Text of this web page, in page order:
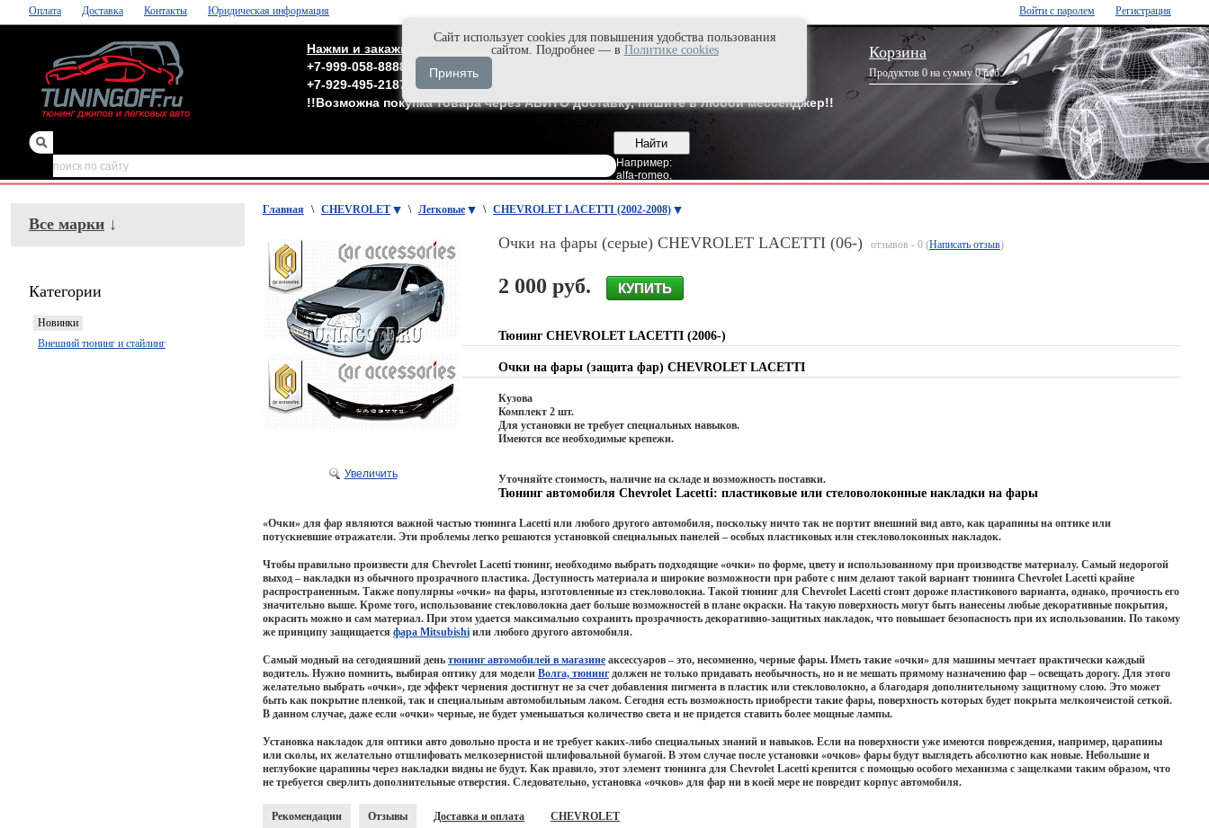
Войти с паролем Регистрация
Оплата Доставка Контакты Юридическая информация
Корзина
Продуктов 0 на сумму 0 руб.
Нажми и закажи быстро в Max'е
+7-999-058-8888
Владивосток
+7-929-495-2187
Москва
!!Возможна покупка товара через АВИТО доставку, пишите в любой мессенджер!!
Например:
alfa-romeo,
зеркала,обвесы
Все марки ↓
Категории
Новинки
Внешний тюнинг и стайлинг
Главная \ CHEVROLET \ Легковые \ CHEVROLET LACETTI (2002-2008)
Увеличить
Очки на фары (серые) CHEVROLET LACETTI (06-) отзывов - 0 (Написать отзыв)
2 000 руб.
Тюнинг CHEVROLET LACETTI (2006-)
Очки на фары (защита фар) CHEVROLET LACETTI
Кузова
Комплект 2 шт.
Для установки не требует специальных навыков.
Имеются все необходимые крепежи.
Уточняйте стоимость, наличие на складе и возможность поставки.
Тюнинг автомобиля Chevrolet Lacetti: пластиковые или стеловолоконные накладки на фары
«Очки» для фар являются важной частью тюнинга Lacetti или любого другого автомобиля, поскольку ничто так не портит внешний вид авто, как царапины на оптике или
потускневшие отражатели. Эти проблемы легко решаются установкой специальных панелей – особых пластиковых или стекловолоконных накладок.
Чтобы правильно произвести для Chevrolet Lacetti тюнинг, необходимо выбрать подходящие «очки» по форме, цвету и использованному при производстве материалу. Самый недорогой
выход – накладки из обычного прозрачного пластика. Доступность материала и широкие возможности при работе с ним делают такой вариант тюнинга Chevrolet Lacetti крайне
распространенным. Также популярны «очки» на фары, изготовленные из стекловолокна. Такой тюнинг для Chevrolet Lacetti стоит дороже пластикового варианта, однако, прочность его
значительно выше. Кроме того, использование стекловолокна дает больше возможностей в плане окраски. На такую поверхность могут быть нанесены любые декоративные покрытия,
окрасить можно и сам материал. При этом удается максимально сохранить прозрачность декоративно-защитных накладок, что повышает безопасность при их использовании. По такому
же принципу защищается фара Mitsubishi или любого другого автомобиля.
Самый модный на сегодняшний день тюнинг автомобилей в магазине аксессуаров – это, несомненно, черные фары. Иметь такие «очки» для машины мечтает практически каждый
водитель. Нужно помнить, выбирая оптику для модели Волга, тюнингдолжен не только придавать необычность, но и не мешать прямому назначению фар – освещать дорогу. Для этого
желательно выбрать «очки», где эффект чернения достигнут не за счет добавления пигмента в пластик или стекловолокно, а благодаря дополнительному защитному слою. Это может
быть как покрытие пленкой, так и специальным автомобильным лаком. Сегодня есть возможность приобрести такие фары, поверхность которых будет покрыта мелкоячеистой сеткой.
В данном случае, даже если «очки» черные, не будет уменьшаться количество света и не придется ставить более мощные лампы.
Установка накладок для оптики авто довольно проста и не требует каких-либо специальных знаний и навыков. Если на поверхности уже имеются повреждения, например, царапины
или сколы, их желательно отшлифовать мелкозернистой шлифовальной бумагой. В этом случае после установки «очков» фары будут выглядеть абсолютно как новые. Небольшие и
неглубокие царапины через накладки видны не будут. Как правило, этот элемент тюнинга для Chevrolet Lacetti крепится с помощью особого механизма с защелками таким образом, что
не требуется сверлить дополнительные отверстия. Следовательно, установка «очков» для фар ни в коей мере не повредит корпус автомобиля.
Рекомендации Отзывы Доставка и оплата CHEVROLET
Cайт использует cookies для повышения удобства пользования
сайтом. Подробнее — в Политике cookies
Принять